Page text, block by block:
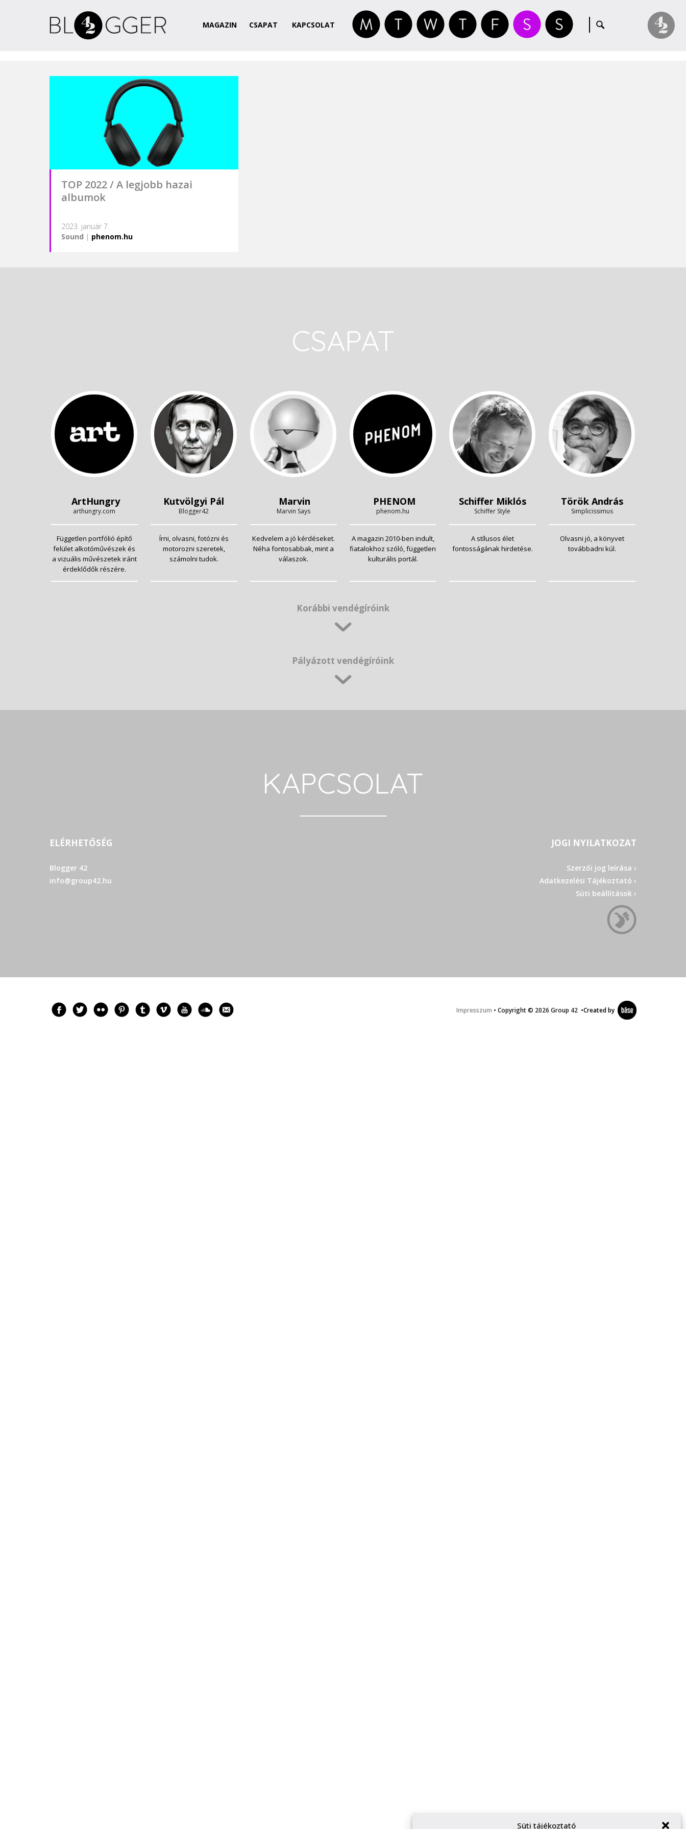
Süti tájékoztató
MAGAZIN CSAPAT KAPCSOLAT
TOP 2022 / A legjobb hazai
albumok
2023. január 7.
Sound | phenom.hu
CSAPAT
ArtHungry
arthungry.com
Független portfólió építő
felület alkotóművészek és
a vizuális művészetek iránt
érdeklődők részére.
Kutvölgyi Pál
Blogger42
Írni, olvasni, fotózni és
motorozni szeretek,
számolni tudok.
Marvin
Marvin Says
Kedvelem a jó kérdéseket.
Néha fontosabbak, mint a
válaszok.
PHENOM
phenom.hu
A magazin 2010-ben indult,
fiatalokhoz szóló, független
kulturális portál.
Schiffer Miklós
Schiffer Style
A stílusos élet
fontosságának hirdetése.
Török András
Simplicissimus
Olvasni jó, a könyvet
továbbadni kúl.
Korábbi vendégíróink
Pályázott vendégíróink
KAPCSOLAT
ELÉRHETŐSÉG
Blogger 42
info@group42.hu
JOGI NYILATKOZAT
Szerzői jog leírása ›
Adatkezelési Tájékoztató ›
Süti beállítások ›
Impresszum • Copyright © 2026 Group 42 •Created by